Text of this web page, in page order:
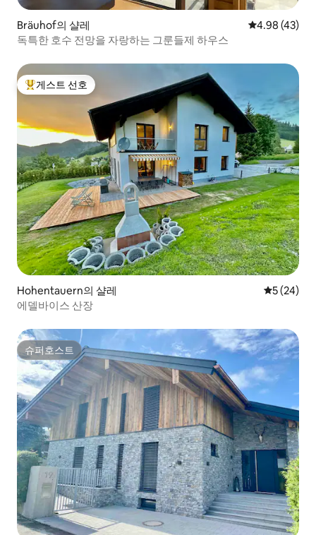
Bräuhof의 샬레 평점 4.98점(5
4.98 (43)
독특한 호수 전망을 자랑하는 그룬들제 하우스
상위 게스트 선호
게스트 선호
Hohentauern의 샬레 평점 5점(5
5 (24)
에델바이스 산장
슈퍼호스트
슈퍼호스트